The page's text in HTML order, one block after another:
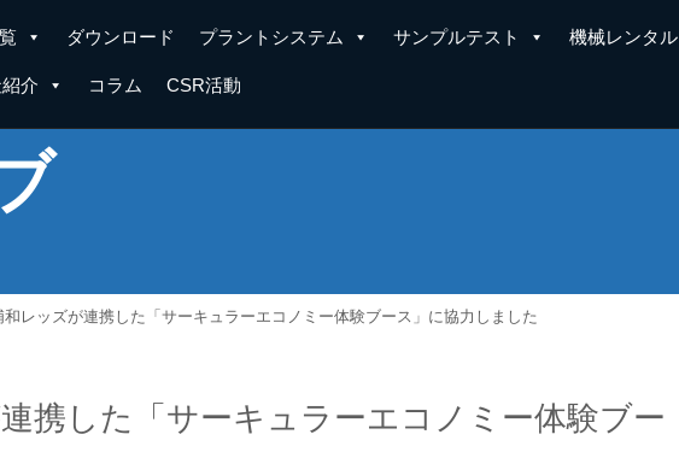
ダウンロード プラントシステム サンプルテスト 機械レンタル
介 コラム CSR活動
和レッズが連携した「サーキュラーエコノミー体験ブース」に協力しました
携した「サーキュラーエコノミー体験ブー